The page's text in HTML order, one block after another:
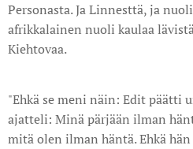
Personasta. Ja Linnesttä, ja
afrikkalainen nuoli kaulaa
Kiehtovaa.
"Ehkä se meni näin: Edit päätti
ajatteli: Minä pärjään ilman
mitä olen ilman häntä. Ehkä